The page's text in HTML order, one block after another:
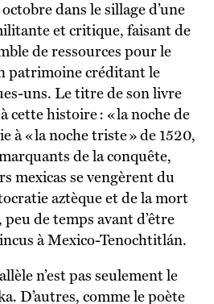
dans le sillage d’une
et critique, faisant de
de ressources pour le
patrimoine créditant le
uns. Le titre de son livre
cette histoire : « la noche de
à « la noche triste » de 1520,
de la conquête,
mexicas se vengèrent du
aztèque et de la mort
de temps avant d’être
à Mexico-Tenochtitlán.
D’autres, comme le poète